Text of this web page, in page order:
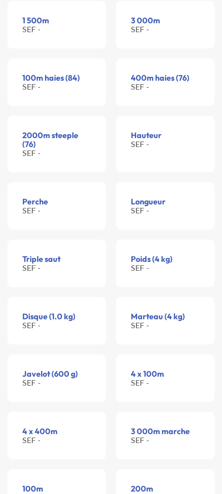
1 500m
SEF -
3 000m
SEF -
100m haies (84)
SEF -
400m haies (76)
SEF -
2000m steeple
(76)
SEF -
Hauteur
SEF -
Perche
SEF -
Longueur
SEF -
Triple saut
SEF -
Poids (4 kg)
SEF -
Disque (1.0 kg)
SEF -
Marteau (4 kg)
SEF -
Javelot (600 g)
SEF -
4 x 100m
SEF -
4 x 400m
SEF -
3 000m marche
SEF -
100m 200m